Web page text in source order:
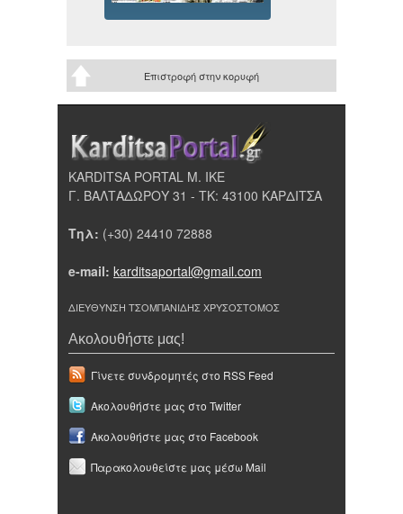
Επιστροφή στην κορυφή
KARDITSA PORTAL Μ. ΙΚΕ
Γ. ΒΑΛΤΑΔΩΡΟΥ 31 - ΤΚ: 43100 ΚΑΡΔΙΤΣΑ
Τηλ: (+30) 24410 72888
e-mail: karditsaportal@gmail.com
ΔΙΕΥΘΥΝΣΗ ΤΣΟΜΠΑΝΙΔΗΣ ΧΡΥΣΟΣΤΟΜΟΣ
Ακολουθήστε μας!
Γίνετε συνδρομητές στο RSS Feed
Ακολουθήστε μας στο Twitter
Ακολουθήστε μας στο Facebook
Παρακολουθείστε μας μέσω Mail